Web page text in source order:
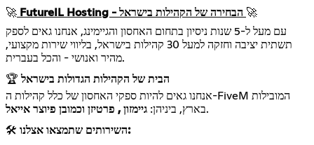
🚀 FutureIL Hosting - הבחירה של הקהילות בישראל 🚀
עם מעל ל-5 שנות ניסיון בתחום האחסון והגיימינג, אנחנו גאים לספק
תשתית יציבה וחזקה למעל 30 קהילות בישראל, בליווי שירות מקצועי,
מהיר ואנושי - והכל בעברית.
🏆 הבית של הקהילות הגדולות בישראל
אנחנו גאים להיות ספקי האחסון של כלל קהילות ה-FiveM המובילות
בארץ, ביניהן: גיימזון , פרטיזן וכמובן פיוצר אייאל
.
🛠️
השירותים שתמצאו אצלנו: